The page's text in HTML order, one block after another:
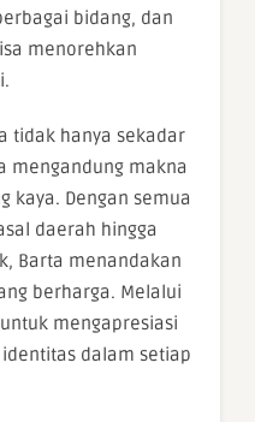
bidang, dan
menorehkan
tidak hanya sekadar
mengandung makna
kaya. Dengan semua
daerah hingga
Barta menandakan
berharga. Melalui
mengapresiasi
dalam setiap